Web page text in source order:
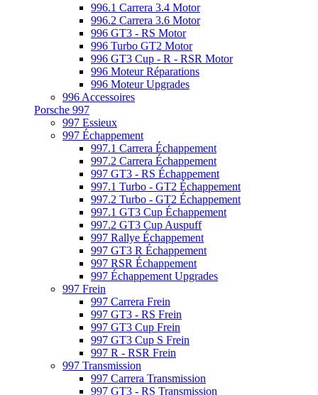
996.1 Carrera 3.4 Motor
996.2 Carrera 3.6 Motor
996 GT3 - RS Motor
996 Turbo GT2 Motor
996 GT3 Cup - R - RSR Motor
996 Moteur Réparations
996 Moteur Upgrades
996 Accessoires
Porsche 997
997 Essieux
997 Échappement
997.1 Carrera Échappement
997.2 Carrera Échappement
997 GT3 - RS Échappement
997.1 Turbo - GT2 Échappement
997.2 Turbo - GT2 Échappement
997.1 GT3 Cup Échappement
997.2 GT3 Cup Auspuff
997 Rallye Échappement
997 GT3 R Échappement
997 RSR Échappement
997 Échappement Upgrades
997 Frein
997 Carrera Frein
997 GT3 - RS Frein
997 GT3 Cup Frein
997 GT3 Cup S Frein
997 R - RSR Frein
997 Transmission
997 Carrera Transmission
997 GT3 - RS Transmission